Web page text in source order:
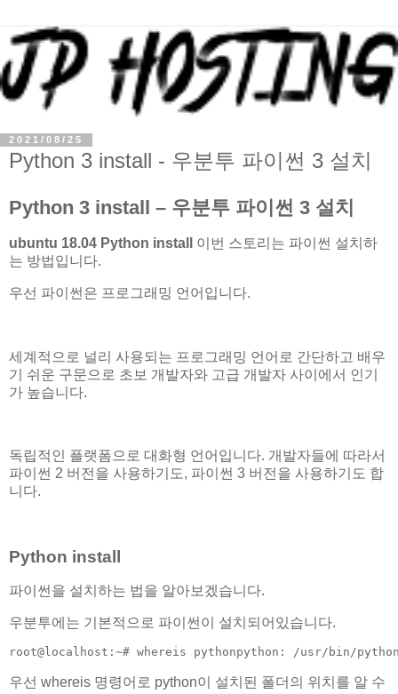
2021/08/25
Python 3 install - 우분투 파이썬 3 설치
Python 3 install – 우분투 파이썬 3 설치
ubuntu 18.04 Python install 이번 스토리는 파이썬 설치하
는 방법입니다.
우선 파이썬은 프로그래밍 언어입니다.
세계적으로 널리 사용되는 프로그래밍 언어로 간단하고 배우
기 쉬운 구문으로 초보 개발자와 고급 개발자 사이에서 인기
가 높습니다.
독립적인 플랫폼으로 대화형 언어입니다. 개발자들에 따라서
파이썬 2 버전을 사용하기도, 파이썬 3 버전을 사용하기도 합
니다.
Python install
파이썬을 설치하는 법을 알아보겠습니다.
우분투에는 기본적으로 파이썬이 설치되어있습니다.
root@localhost:~# whereis pythonpython: /usr/bin/
우선 whereis 명령어로 python이 설치된 폴더의 위치를 알 수